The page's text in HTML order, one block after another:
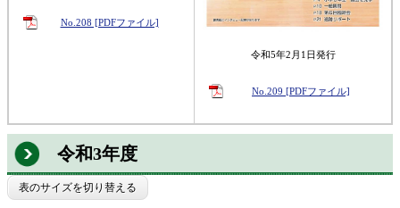
No.208 [PDFファイル]
令和5年2月1日発行
No.209 [PDFファイル]
令和3年度
表のサイズを切り替える